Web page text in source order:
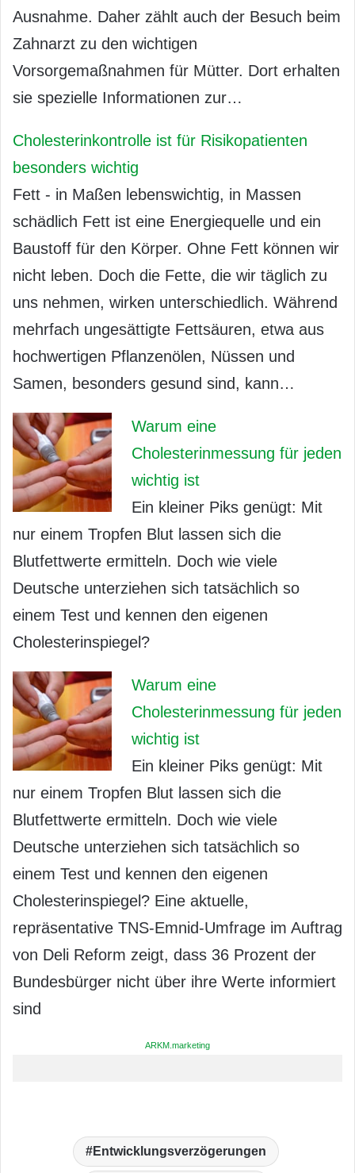
Ausnahme. Daher zählt auch der Besuch beim
Zahnarzt zu den wichtigen
Vorsorgemaßnahmen für Mütter. Dort erhalten
sie spezielle Informationen zur…
Cholesterinkontrolle ist für Risikopatienten
besonders wichtig
Fett - in Maßen lebenswichtig, in Massen
schädlich Fett ist eine Energiequelle und ein
Baustoff für den Körper. Ohne Fett können wir
nicht leben. Doch die Fette, die wir täglich zu
uns nehmen, wirken unterschiedlich. Während
mehrfach ungesättigte Fettsäuren, etwa aus
hochwertigen Pflanzenölen, Nüssen und
Samen, besonders gesund sind, kann…
Warum eine
Cholesterinmessung für jeden
wichtig ist
Ein kleiner Piks genügt: Mit
nur einem Tropfen Blut lassen sich die
Blutfettwerte ermitteln. Doch wie viele
Deutsche unterziehen sich tatsächlich so
einem Test und kennen den eigenen
Cholesterinspiegel?
Warum eine
Cholesterinmessung für jeden
wichtig ist
Ein kleiner Piks genügt: Mit
nur einem Tropfen Blut lassen sich die
Blutfettwerte ermitteln. Doch wie viele
Deutsche unterziehen sich tatsächlich so
einem Test und kennen den eigenen
Cholesterinspiegel? Eine aktuelle,
repräsentative TNS-Emnid-Umfrage im Auftrag
von Deli Reform zeigt, dass 36 Prozent der
Bundesbürger nicht über ihre Werte informiert
sind
ARKM.marketing
Entwicklungsverzögerungen